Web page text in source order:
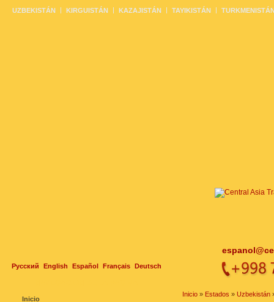
Русский English Español Français Deutsch
UZBEKISTÁN KIRGUISTÁN KAZAJISTÁN TAYIKISTÁN
Inicio » Estados » Uzbekistán
Inicio